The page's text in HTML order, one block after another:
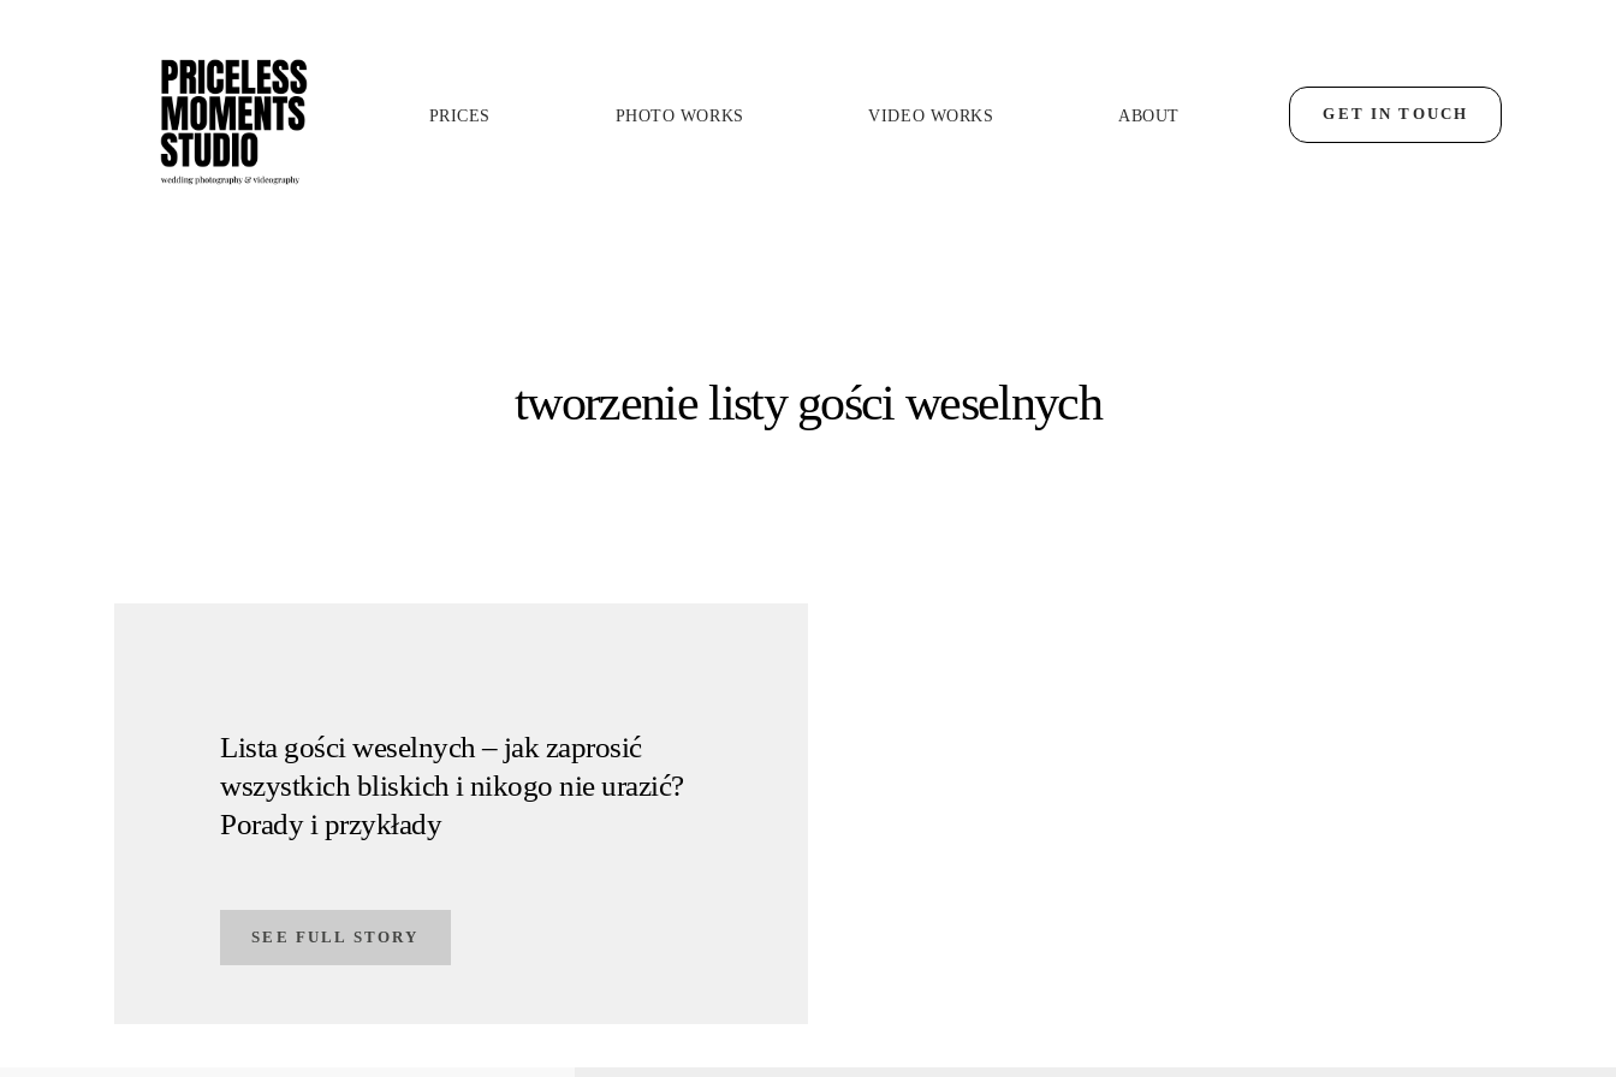
PRICES PHOTO WORKS VIDEO WORKS ABOUT GET IN TOUCH
tworzenie listy gości weselnych
Lista gości weselnych – jak zaprosić
wszystkich bliskich i nikogo nie urazić?
Porady i przykłady
SEE FULL STORY